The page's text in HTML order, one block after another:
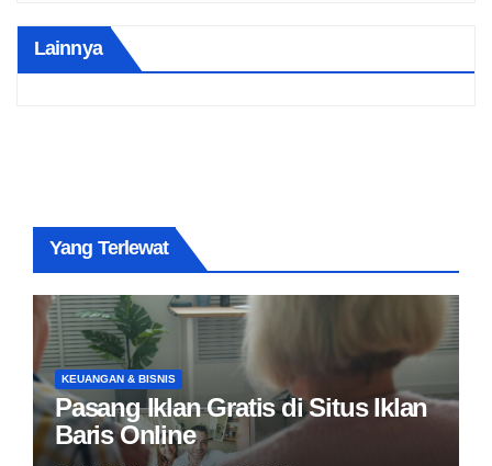
Lainnya
Yang Terlewat
KEUANGAN & BISNIS
Pasang Iklan Gratis di Situs Iklan
Baris Online